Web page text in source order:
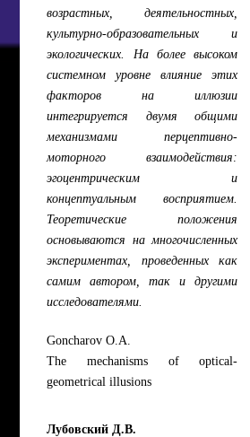
возрастных, деятельностных,
культурно-образовательных и
экологических. На более высоком
системном уровне влияние этих
факторов на иллюзии
интегрируется двумя общими
механизмами перцептивно-
моторного взаимодействия:
эгоцентрическим и
концептуальным восприятием.
Теоретические положения
основываются на многочисленных
экспериментах, проведенных как
самим автором, так и другими
исследователями.
Goncharov O.A.
The mechanisms of optical-
geometrical illusions
Лубовский Д.В.